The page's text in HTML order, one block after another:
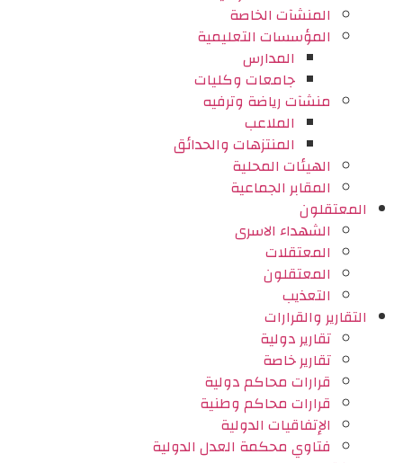
المنشآت الخاصة
المؤسسات التعليمية
المدارس
جامعات وكليات
منشآت رياضة وترفيه
الملاعب
المنتزهات والحدائق
الهيئات المحلية
المقابر الجماعية
المعتقلون
الشهداء الاسرى
المعتقلات
المعتقلون
التعذيب
التقارير والقرارات
تقارير دولية
تقارير خاصة
قرارات محاكم دولية
قرارات محاكم وطنية
الإتفاقيات الدولية
فتاوي محكمة العدل الدولية